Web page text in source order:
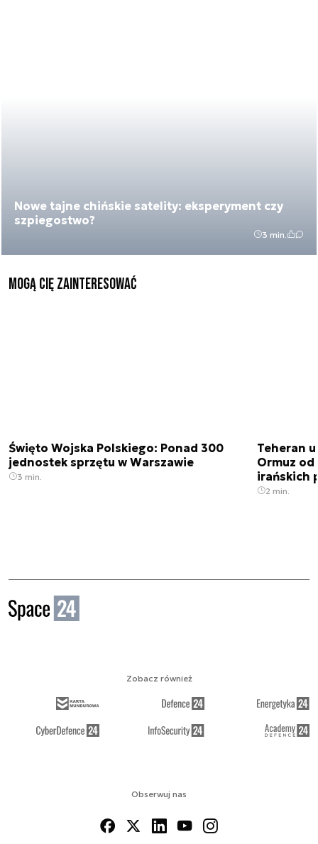
Nowe tajne chińskie satelity: eksperyment czy
szpiegostwo?
3 min.
Mogą Cię zainteresować
Święto Wojska Polskiego: Ponad 300
jednostek sprzętu w Warszawie
3 min.
Teheran
Ormuz
irańskich
2 min.
Obserwuj nas
Zobacz również